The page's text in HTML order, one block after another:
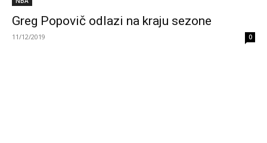
Greg Popovič odlazi na kraju sezone
11/12/2019 0